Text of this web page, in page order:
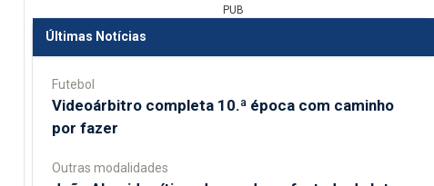
PUB
Últimas Notícias
Futebol
Videoárbitro completa 10.ª época com caminho
por fazer
Outras modalidades